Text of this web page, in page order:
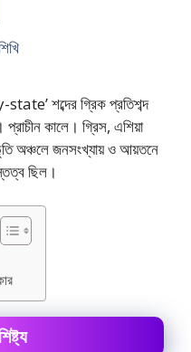
state’ শব্দের গ্রিক প্রতিশব্দ
প্রাচীন কালে। গ্রিস, এশিয়া
অঞ্চলে জনসংখ্যায় ও আয়তনে
ছিল।